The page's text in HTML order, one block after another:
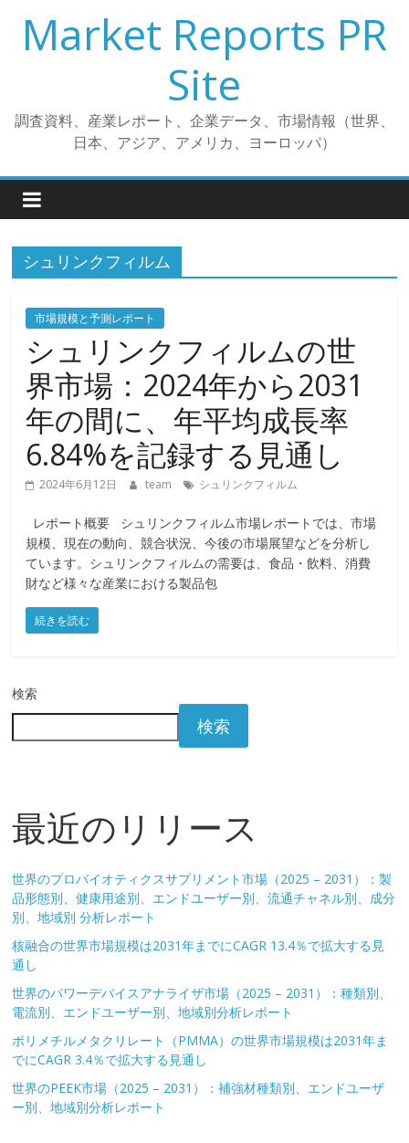
プ
Market Reports PR
Site
調査資料、産業レポート、企業データ、市場情報（世界、
日本、アジア、アメリカ、ヨーロッパ）
シュリンクフィルム
市場規模と予測レポート
シュリンクフィルムの世
界市場：2024年から2031
年の間に、年平均成長率
6.84%を記録する見通し
2024年6月12日 team シュリンクフィルム
レポート概要 シュリンクフィルム市場レポートでは、市場
規模、現在の動向、競合状況、今後の市場展望などを分析し
ています。シュリンクフィルムの需要は、食品・飲料、消費
財など様々な産業における製品包
続きを読む
検索
検索
最近のリリース
世界のプロバイオティクスサプリメント市場（2025 – 2031）：製
品形態別、健康用途別、エンドユーザー別、流通チャネル別、成分
別、地域別 分析レポート
核融合の世界市場規模は2031年までにCAGR 13.4％で拡大する見
通し
世界のパワーデバイスアナライザ市場（2025 – 2031）：種類別、
電流別、エンドユーザー別、地域別分析レポート
ポリメチルメタクリレート（PMMA）の世界市場規模は2031年ま
でにCAGR 3.4％で拡大する見通し
世界のPEEK市場（2025 – 2031）：補強材種類別、エンドユーザ
ー別、地域別分析レポート